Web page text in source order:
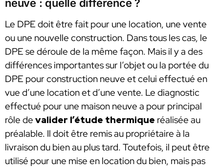
neuve : quelle différence ?
Le DPE doit être fait pour une location, une vente
ou une nouvelle construction. Dans tous les cas, le
DPE se déroule de la même façon. Mais il y a des
différences importantes sur l’objet ou la portée du
DPE pour construction neuve et celui effectué en
vue d’une location et d’une vente. Le diagnostic
effectué pour une maison neuve a pour principal
rôle de valider l’étude thermique réalisée au
préalable. Il doit être remis au propriétaire à la
livraison du bien au plus tard. Toutefois, il peut être
utilisé pour une mise en location du bien, mais pas